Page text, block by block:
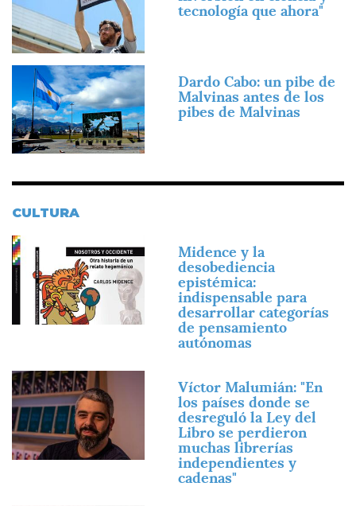
tecnología que ahora"
Imagen
Dardo Cabo: un pibe de
Malvinas antes de los
pibes de Malvinas
CULTURA
Imagen
Midence y la
desobediencia
epistémica:
indispensable para
desarrollar categorías
de pensamiento
autónomas
Imagen
Víctor Malumián: "En
los países donde se
desreguló la Ley del
Libro se perdieron
muchas librerías
independientes y
cadenas"